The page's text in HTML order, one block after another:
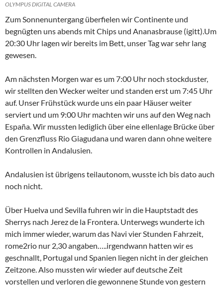
OLYMPUS DIGITAL CAMERA
Zum Sonnenuntergang überfielen wir Continente und
begnügten uns abends mit Chips und Ananasbrause (igitt).Um
20:30 Uhr lagen wir bereits im Bett, unser Tag war sehr lang
gewesen.
Am nächsten Morgen war es um 7:00 Uhr noch stockduster,
wir stellten den Wecker weiter und standen erst um 7:45 Uhr
auf. Unser Frühstück wurde uns ein paar Häuser weiter
serviert und um 9:00 Uhr machten wir uns auf den Weg nach
España. Wir mussten lediglich über eine ellenlage Brücke über
den Grenzfluss Rio Giagudana und waren dann ohne weitere
Kontrollen in Andalusien.
Andalusien ist übrigens teilautonom, wusste ich bis dato auch
noch nicht.
Über Huelva und Sevilla fuhren wir in die Hauptstadt des
Sherrys nach Jerez de la Frontera. Unterwegs wunderte ich
mich immer wieder, warum das Navi vier Stunden Fahrzeit,
rome2rio nur 2,30 angaben…..irgendwann hatten wir es
geschnallt, Portugal und Spanien liegen nicht in der gleichen
Zeitzone. Also mussten wir wieder auf deutsche Zeit
vorstellen und verloren die gewonnene Stunde von gestern